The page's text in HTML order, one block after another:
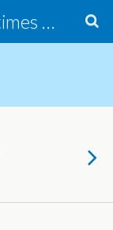
LPO PACA Alpes Maritimes Est, groupe local